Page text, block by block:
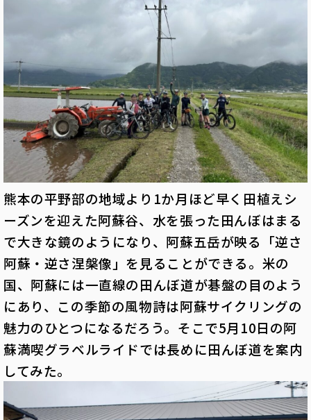
熊本の平野部の地域より1か月ほど早く田植えシ
ーズンを迎えた阿蘇谷、水を張った田んぼはまる
で大きな鏡のようになり、阿蘇五岳が映る「逆さ
阿蘇・逆さ涅槃像」を見ることができる。米の
国、阿蘇には一直線の田んぼ道が碁盤の目のよう
にあり、この季節の風物詩は阿蘇サイクリングの
魅力のひとつになるだろう。そこで5月10日の阿
蘇満喫グラベルライドでは長めに田んぼ道を案内
してみた。